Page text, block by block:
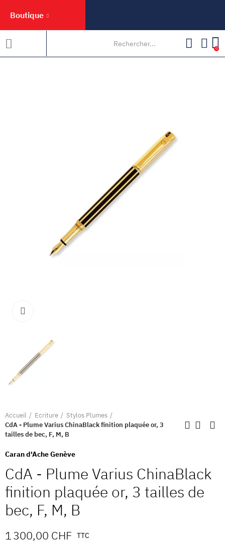
Boutique
0
Accueil Ecriture
Stylos Plumes
CdA - Plume Varius ChinaBlack finition plaquée or, 3
tailles de bec, F, M, B
Caran d'Ache Genève
CdA - Plume Varius ChinaBlack
finition plaquée or, 3 tailles de
bec, F, M, B
1 300,00 CHF TTC